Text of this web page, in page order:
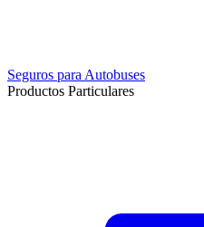
Seguros para Autobuses
Productos Particulares